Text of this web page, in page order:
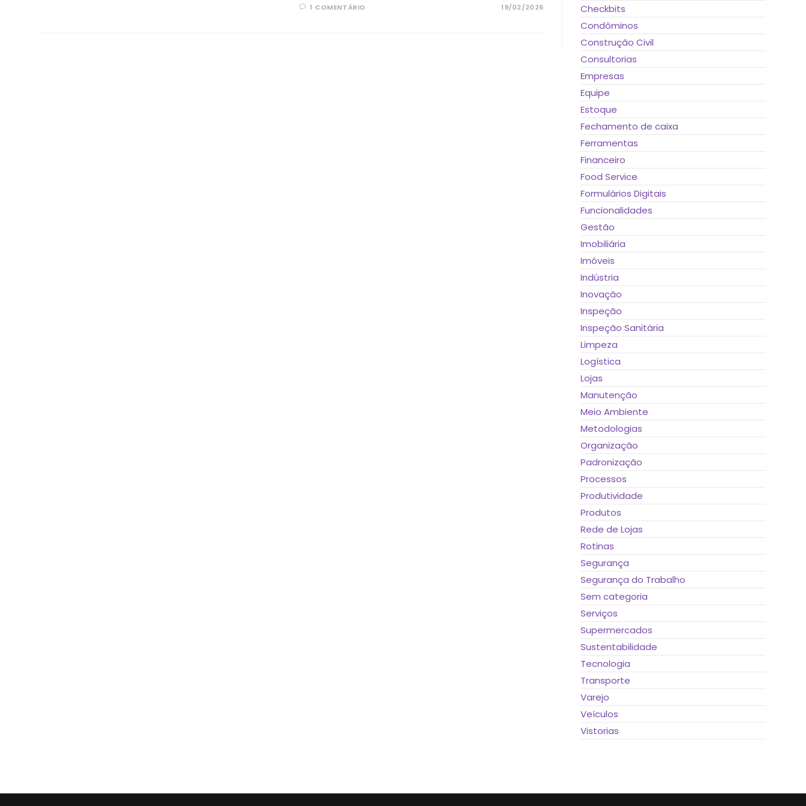
1 COMENTÁRIO 19/02/2026
Checkbits
Condôminos
Construção Civil
Consultorias
Empresas
Equipe
Estoque
Fechamento de caixa
Ferramentas
Financeiro
Food Service
Formulários Digitais
Funcionalidades
Gestão
Imobiliária
Imóveis
Indústria
Inovação
Inspeção
Inspeção Sanitária
Limpeza
Logística
Lojas
Manutenção
Meio Ambiente
Metodologias
Organização
Padronização
Processos
Produtividade
Produtos
Rede de Lojas
Rotinas
Segurança
Segurança do Trabalho
Sem categoria
Serviços
Supermercados
Sustentabilidade
Tecnologia
Transporte
Varejo
Veículos
Vistorias